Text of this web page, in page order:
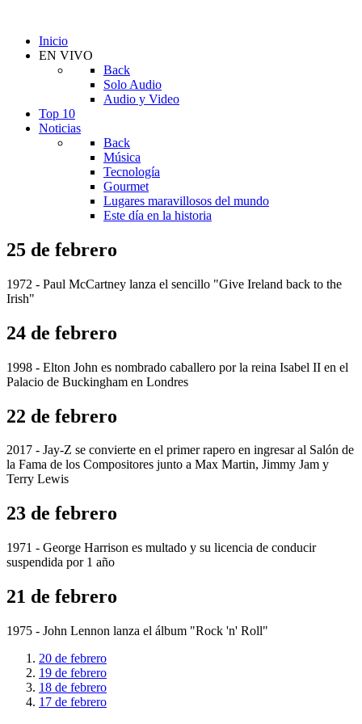
Inicio
EN VIVO
Back
Solo Audio
Audio y Video
Top 10
Noticias
Back
Música
Tecnología
Gourmet
Lugares maravillosos del mundo
Este día en la historia
25 de febrero
1972 - Paul McCartney lanza el sencillo "Give Ireland back to the
Irish"
24 de febrero
1998 - Elton John es nombrado caballero por la reina Isabel II en el
Palacio de Buckingham en Londres
22 de febrero
2017 - Jay-Z se convierte en el primer rapero en ingresar al Salón de
la Fama de los Compositores junto a Max Martin, Jimmy Jam y
Terry Lewis
23 de febrero
1971 - George Harrison es multado y su licencia de conducir
suspendida por 1 año
21 de febrero
1975 - John Lennon lanza el álbum "Rock 'n' Roll"
20 de febrero
19 de febrero
18 de febrero
17 de febrero